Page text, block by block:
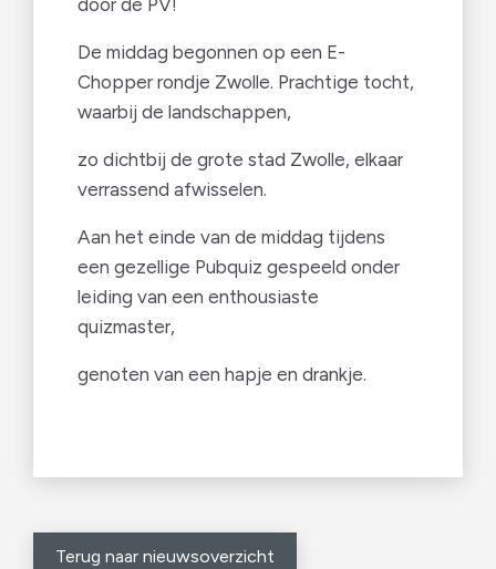
door de PV!
De middag begonnen op een E-
Chopper rondje Zwolle. Prachtige tocht,
waarbij de landschappen,
zo dichtbij de grote stad Zwolle, elkaar
verrassend afwisselen.
Aan het einde van de middag tijdens
een gezellige Pubquiz gespeeld onder
leiding van een enthousiaste
quizmaster,
genoten van een hapje en drankje.
Terug naar nieuwsoverzicht